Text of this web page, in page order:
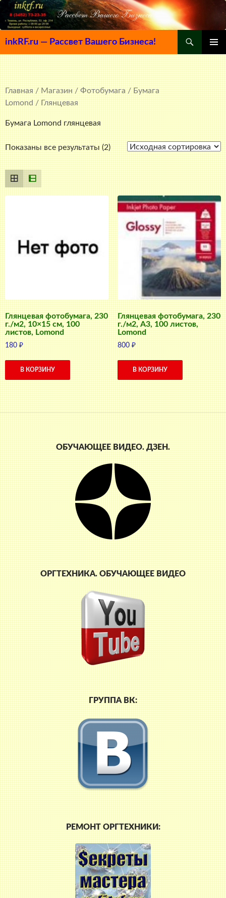
inkRF.ru — Рассвет Вашего Бизнеса!
МЕНЮ
К
СОДЕРЖИМОМУ
Главная/Магазин/Фотобумага/Бумага
Lomond/ Глянцевая
Бумага Lomond глянцевая
Показаны все результаты (2)
Глянцевая фотобумага, 230
г./м2, 10×15 см, 100
листов, Lomond
180₽
В КОРЗИНУ
Глянцевая фотобумага, 230
г./м2, A3, 100 листов,
Lomond
800₽
В КОРЗИНУ
ОБУЧАЮЩЕЕ ВИДЕО. ДЗЕН.
ОРГТЕХНИКА. ОБУЧАЮЩЕЕ ВИДЕО
ГРУППА ВК:
РЕМОНТ ОРГТЕХНИКИ: